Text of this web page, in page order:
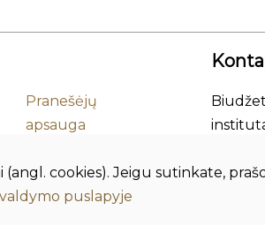
Pranešėjų
apsauga
prevencija
Smurto ir
cookies). Jeigu sutinkate,
puslapyje